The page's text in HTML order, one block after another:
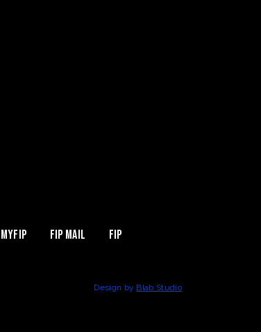
MYFIP FIP Mail Fip
Design by Blab Studio